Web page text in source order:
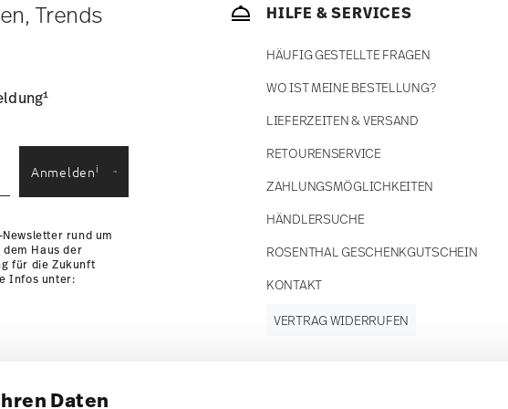
Daten
Artikel. Sie können die Lieferzeiten in
Trends
1
Anmeldeni
rund um
Haus der
für die Zukunft
Infos unter:
HILFE & SERVICES
HÄUFIG GESTELLTE FRAGEN
WO IST MEINE BESTELLUNG?
LIEFERZEITEN & VERSAND
RETOURENSERVICE
ZAHLUNGSMÖGLICHKEITEN
HÄNDLERSUCHE
ROSENTHAL GESCHENKGUTSCHEIN
KONTAKT
VERTRAG WIDERRUFEN
Folgen Sie uns